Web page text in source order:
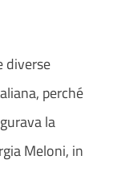
diverse
perché
la
Meloni, in